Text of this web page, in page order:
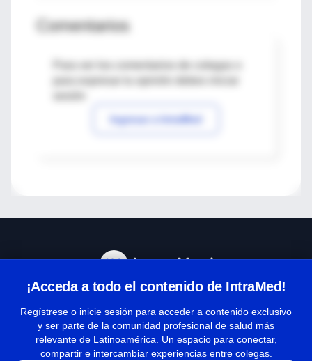
Comentarios
Para ver los comentarios de colegas o
Ingresar a IntraMed
¡Acceda a todo el contenido de IntraMed!
Regístrese o inicie sesión para acceder a contenido exclusivo
y ser parte de la comunidad profesional de salud más
relevante de Latinoamérica. Un espacio para conectar,
compartir e intercambiar experiencias entre colegas.
Términos y condiciones